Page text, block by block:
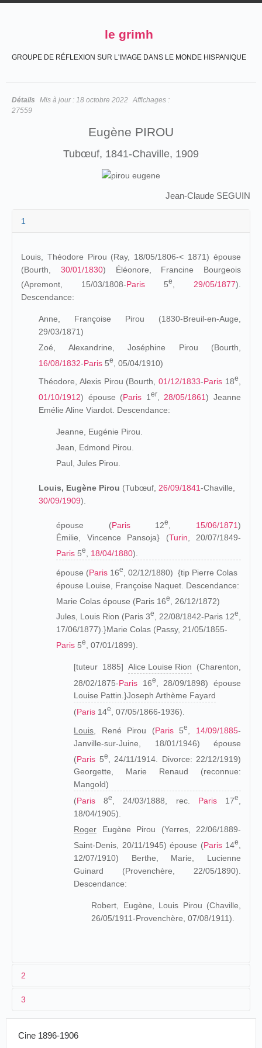
le grimh
GROUPE DE RÉFLEXION SUR L'IMAGE DANS LE MONDE HISPANIQUE
Détails Mis à jour : 18 octobre 2022 Affichages :
27559
Eugène PIROU
Tubœuf, 1841-Chaville, 1909
Jean-Claude SEGUIN
1
Louis, Théodore Pirou (Ray, 18/05/1806-< 1871) épouse
(Bourth, 30/01/1830) Éléonore, Francine Bourgeois
(Apremont, 15/03/1808-Paris 5e 29/05/1877).
Descendance:
Anne, Françoise Pirou (1830-Breuil-en-Auge,
29/03/1871)
Zoé, Alexandrine, Joséphine Pirou (Bourth,
16/08/1832-Paris 5e
, 05/04/1910)
Théodore, Alexis Pirou (Bourth,01/12/1833-Paris 18e
01/10/1912) épouse (Paris 1 er 28/05/1861) Jeanne
Emélie Aline Viardot. Descendance:
Jeanne, Eugénie Pirou.
Jean, Edmond Pirou.
Paul, Jules Pirou.
Louis, Eugène Pirou (Tubœuf, 26/09/1841-Chaville,
30/09/1909).
épouse (Paris12e 15/06/1871)
Émilie, Vincence Pansoja} (Turin, 20/07/1849-
Paris 5e 18/04/1880).
épouse (Paris 16e
, 02/12/1880) {tip Pierre Colas
épouse Louise, Françoise Naquet. Descendance:
Marie Colas épouse (Paris 16e
, 26/12/1872)
Jules, Louis Rion (Paris 3e , 22/08/1842-Paris 12e
17/06/1877).}Marie Colas (Passy, 21/05/1855-
Paris 5e , 07/01/1899).
[tuteur 1885] Alice Louise Rion (Charenton,
28/02/1875-Paris 16e
, 28/09/1898) épouse
Louise Pattin.}Joseph Arthème Fayard
(Paris 14e
, 07/05/1866-1936).
Louis,
René Pirou (Paris5e 14/09/1885-
Janville-sur-Juine, 18/01/1946) épouse
(Paris 5e
, 24/11/1914. Divorce: 22/12/1919)
Georgette, Marie Renaud (reconnue:
Mangold)
(Paris 8e , 24/03/1888, rec. Paris17e
18/04/1905).
Roger Eugène Pirou (Yerres, 22/06/1889-
Saint-Denis, 20/11/1945) épouse (Paris14e
12/07/1910) Berthe, Marie, Lucienne
Guinard (Provenchère, 22/05/1890).
Descendance:
Robert, Eugène, Louis Pirou (Chaville,
26/05/1911-Provenchère, 07/08/1911).
2
offre son fils Louis Pirou, en 1903, alors qu'il vient de
3
Laproduction Pirou
Cine 1896-1906